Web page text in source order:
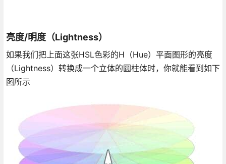
亮度/明度（Lightness）
如果我们把上面这张HSL色彩的H（Hue）平面图形的亮度
（Lightness）转换成一个立体的圆柱体时，你就能看到如下
图所示